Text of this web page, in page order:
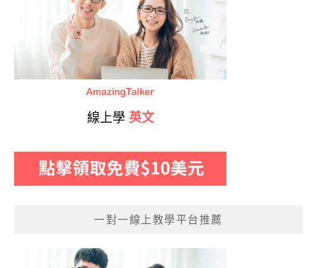
線上學 英文
一對一線上教學平台推薦